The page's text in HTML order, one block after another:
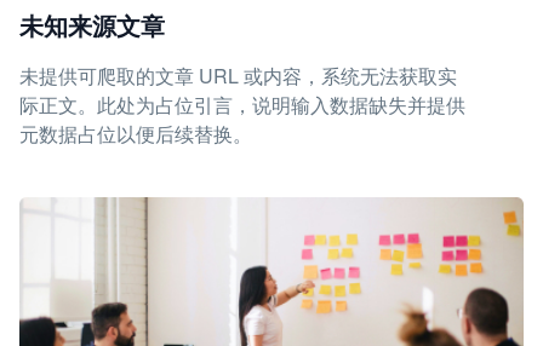
未知来源文章
未提供可爬取的文章 URL 或内容，系统无法获取实
际正文。此处为占位引言，说明输入数据缺失并提供
元数据占位以便后续替换。